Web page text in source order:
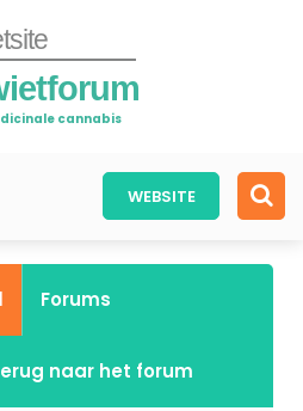
cannabis
WEBSITE
Forums
naar het forum